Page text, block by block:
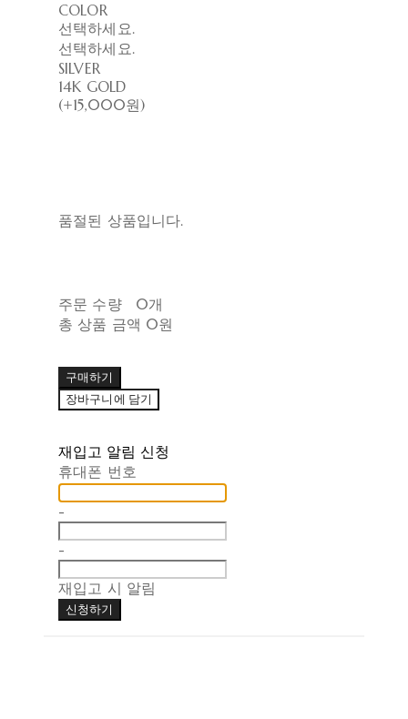
COLOR
선택하세요.
선택하세요.
SILVER
14K GOLD
(+15,000원)
품절된 상품입니다.
주문 수량
0개
총 상품 금액 0원
구매하기
장바구니에 담기
재입고 알림 신청
휴대폰 번호
-
-
재입고 시 알림
신청하기